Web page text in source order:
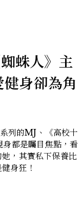
蛛人》主
身卻為角
列的MJ、《高校十
都是矚目焦點，看
，其實私下保養比
身狂！